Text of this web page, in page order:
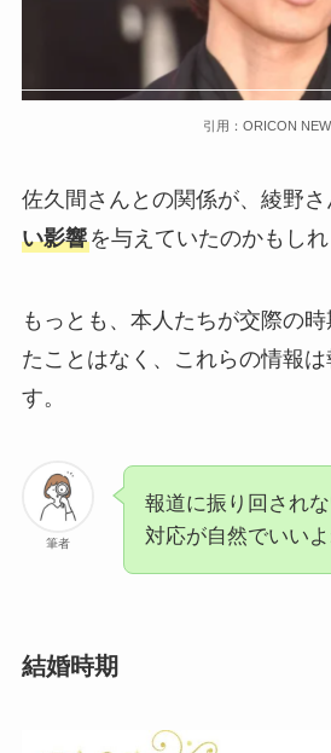
引用：ORICON
佐久間さんとの関係が、綾野
い影響を与えていたのかもしれ
もっとも、本人たちが交際の
たことはなく、これらの情報
す。
筆者
報道に振り回され
対応が自然でいいよ
結婚時期